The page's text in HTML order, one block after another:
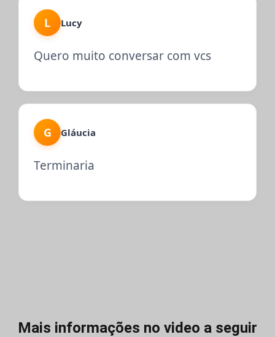
L Lucy
Quero muito conversar com vcs
G Gláucia
Terminaria
Mais informações no video a seguir